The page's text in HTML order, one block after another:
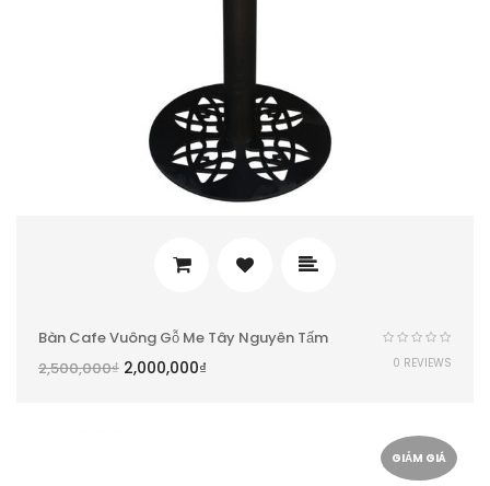
Bàn Cafe Vuông Gỗ Me Tây Nguyên Tấm
2,500,000₫ 2,000,000₫ 0 REVIEWS
GIẢM GIÁ